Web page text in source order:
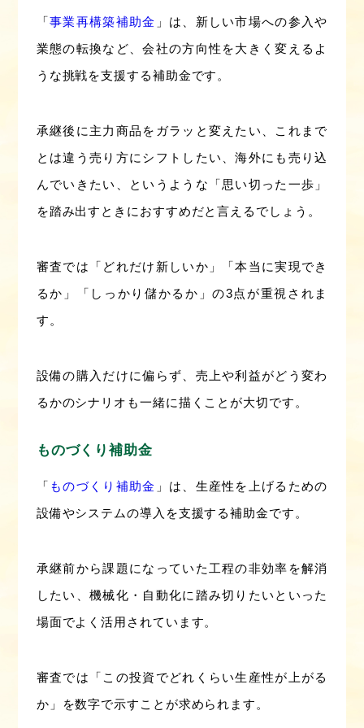
「事業再構築補助金 」は、新しい市場への参入や
業態の転換など、会社の方向性を大きく変えるよ
うな挑戦を支援する補助金です。
承継後に主力商品をガラッと変えたい、これまで
とは違う売り方にシフトしたい、海外にも売り込
んでいきたい、というような「思い切った一歩」
を踏み出すときにおすすめだと言えるでしょう。
審査では「どれだけ新しいか」「本当に実現でき
るか」「しっかり儲かるか」の3点が重視されま
す。
設備の購入だけに偏らず、売上や利益がどう変わ
るかのシナリオも一緒に描くことが大切です。
ものづくり補助金
「 ものづくり補助金 」は、生産性を上げるための
設備やシステムの導入を支援する補助金です。
承継前から課題になっていた工程の非効率を解消
したい、機械化・自動化に踏み切りたいといった
場面でよく活用されています。
審査では「この投資でどれくらい生産性が上がる
か」を数字で示すことが求められます。